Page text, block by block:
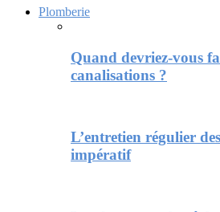
Plomberie
Quand devriez-vous
canalisations ?
L’entretien régulier
impératif